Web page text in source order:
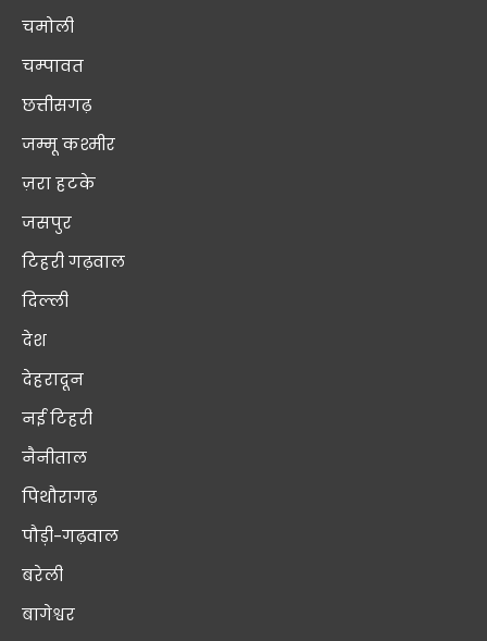
चमोली
चम्पावत
छत्तीसगढ़
जम्मू कश्मीर
ज़रा हटके
जसपुर
टिहरी गढ़वाल
दिल्ली
देश
देहरादून
नई टिहरी
नैनीताल
पिथौरागढ़
पौड़ी-गढ़वाल
बरेली
बागेश्वर